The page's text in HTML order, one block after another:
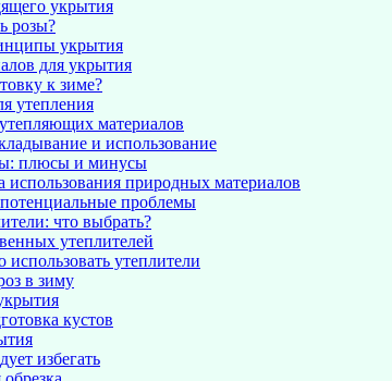
укрытия
розы?
укрытия
для укрытия
к зиме?
утепления
материалов
и использование
плюсы и минусы
использования природных материалов
проблемы
что выбрать?
утеплителей
использовать утеплители
в зиму
кустов
избегать